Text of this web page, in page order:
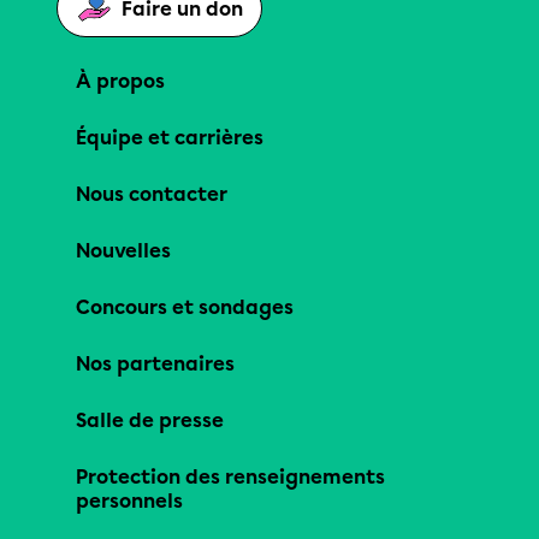
Faire un don
À propos
Équipe et carrières
Nous contacter
Nouvelles
Concours et sondages
Nos partenaires
Salle de presse
Protection des renseignements
personnels